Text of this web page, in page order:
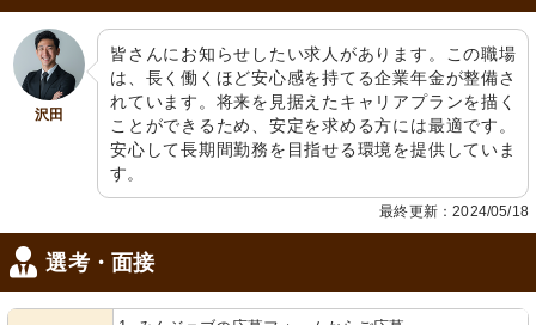
トイレ
安全に配慮されたバリアフリーの設計
です。手すりが設置されており、快適
にご使用いただけます。
トイレ
手すり付きで安全に配慮されたトイレ
です。清潔感のあふれる空間が確保さ
れています。
沢田
皆さんにお知らせしたい求人があります。この職場
は、長く働くほど安心感を持てる企業年金が整備さ
れています。将来を見据えたキャリアプランを描く
ことができるため、安定を求める方には最適です。
安心して長期間勤務を目指せる環境を提供していま
す。
最終更新：2024/05/18
選考・面接